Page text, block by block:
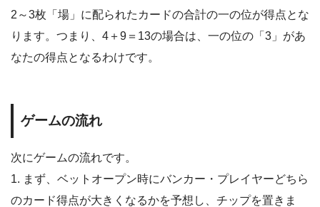
2～3枚「場」に配られたカードの合計の一の位が得点とな
ります。つまり、4＋9＝13の場合は、一の位の「3」があ
なたの得点となるわけです。
ゲームの流れ
次にゲームの流れです。
1. まず、ベットオープン時にバンカー・プレイヤーどちら
のカード得点が大きくなるかを予想し、チップを置きま